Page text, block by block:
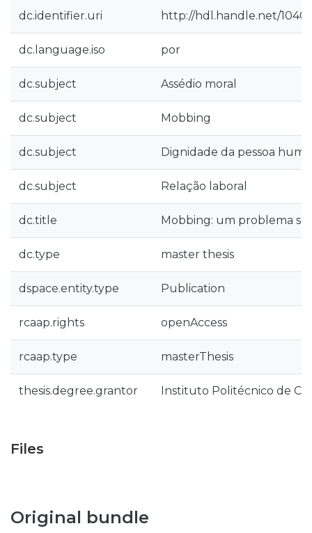
dc.identifier.uri http://hdl.handle.net/
dc.language.iso por
dc.subject Assédio moral
dc.subject Mobbing
dc.subject Dignidade da pessoa
dc.subject Relação laboral
dc.title Mobbing: um problema
dc.type master thesis
dspace.entity.type Publication
rcaap.rights openAccess
rcaap.type masterThesis
thesis.degree.grantor Instituto Politécnico de
Files
Original bundle